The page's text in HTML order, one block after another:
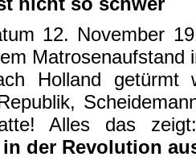
12. November
Matrosenaufstand
Holland getürmt
Alles das
der Revolution